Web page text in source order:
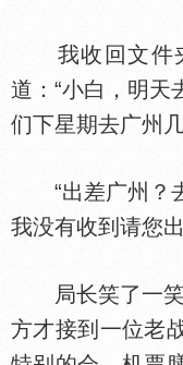
我收回文件夹
道：“小白，明天
们下星期去广州
“出差广州？
我没有收到请您
局长笑了一笑
方才接到一位老